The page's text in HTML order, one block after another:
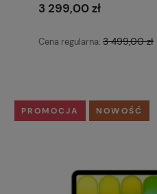
3 299,00 zł
Cena regularna: 3 499,00 zł
PROMOCJA NOWOŚĆ